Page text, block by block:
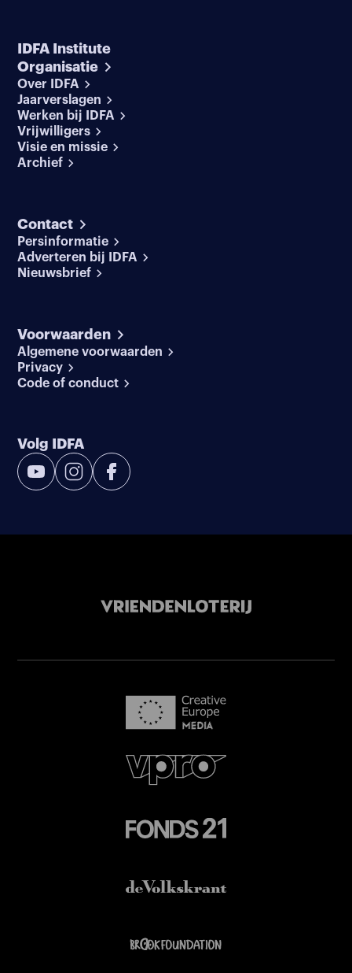
IDFA Institute
Organisatie
Over IDFA
Jaarverslagen
Werken bij IDFA
Vrijwilligers
Visie en missie
Archief
Contact
Persinformatie
Adverteren bij IDFA
Nieuwsbrief
Voorwaarden
Algemene voorwaarden
Privacy
Code of conduct
Volg IDFA